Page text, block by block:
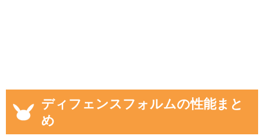
ディフェンスフォルムの性能まと
め